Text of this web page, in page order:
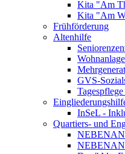
Kita "Am
Kita "Am
Frühförderung
Altenhilfe
Wohnanlage
GVS-
InSeL -
Quartiers- und
NEBENAN
NEBENAN